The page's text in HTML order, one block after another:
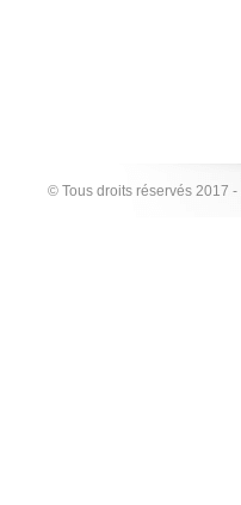
© Tous droits réservés 2017